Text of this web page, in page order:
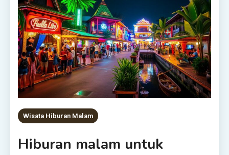
Wisata Hiburan Malam
Hiburan malam untuk